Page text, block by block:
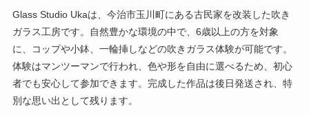
Glass Studio Ukaは、今治市玉川町にある古民家を改装した吹き
ガラス工房です。自然豊かな環境の中で、6歳以上の方を対象
に、コップや小鉢、一輪挿しなどの吹きガラス体験が可能です。
体験はマンツーマンで行われ、色や形を自由に選べるため、初心
者でも安心して参加できます。完成した作品は後日発送され、特
別な思い出として残ります。